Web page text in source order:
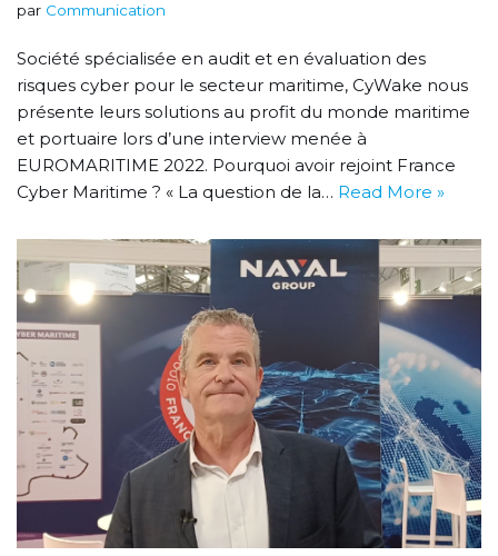
par Communication
Société spécialisée en audit et en évaluation des
risques cyber pour le secteur maritime, CyWake nous
présente leurs solutions au profit du monde maritime
et portuaire lors d’une interview menée à
EUROMARITIME 2022. Pourquoi avoir rejoint France
Cyber Maritime ? « La question de la… Read More »